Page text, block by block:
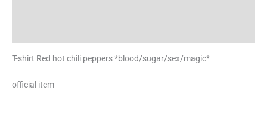
T-shirt Red hot chili peppers *blood/sugar/sex/magic*
official item